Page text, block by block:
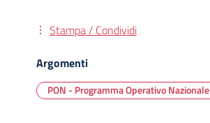
Stampa / Condividi
Argomenti
PON - Programma Operativo Nazionale